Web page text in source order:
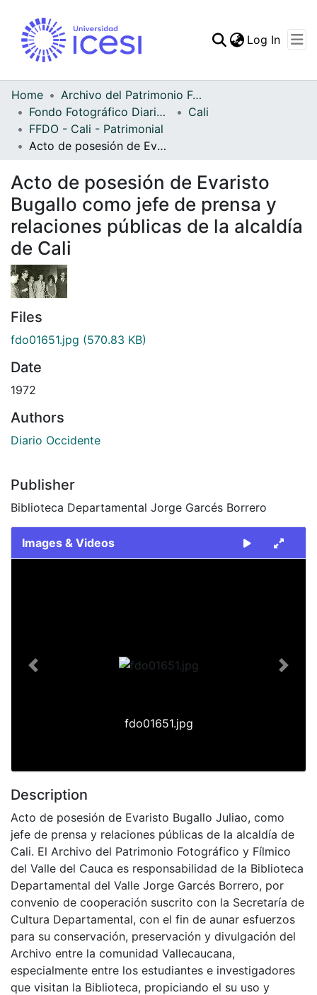
Statistics
Log In
Home
Archivo del Patrimonio Fotográfico y Fílmico del Valle del Cauca
Fondo Fotográfico Diario Occidente
Cali
FFDO - Cali - Patrimonial
Acto de posesión de Evaristo Bugallo como jefe de prensa y relaciones públicas de la alcaldía de Cali
Acto de posesión de Evaristo
Bugallo como jefe de prensa y
relaciones públicas de la alcaldía
de Cali
Files
fdo01651.jpg (570.83 KB)
Date
1972
Authors
Diario Occidente
Publisher
Biblioteca Departamental Jorge Garcés Borrero
Images & Videos
fdo01651.jpg
Previous Next
Description
Acto de posesión de Evaristo Bugallo Juliao, como
jefe de prensa y relaciones públicas de la alcaldía de
Cali. El Archivo del Patrimonio Fotográfico y Fílmico
del Valle del Cauca es responsabilidad de la Biblioteca
Departamental del Valle Jorge Garcés Borrero, por
convenio de cooperación suscrito con la Secretaría de
Cultura Departamental, con el fin de aunar esfuerzos
para su conservación, preservación y divulgación del
Archivo entre la comunidad Vallecaucana,
especialmente entre los estudiantes e investigadores
que visitan la Biblioteca, propiciando el su uso y